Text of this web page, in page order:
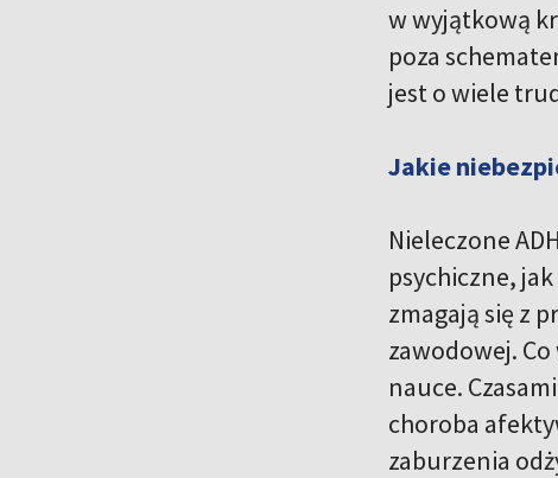
w wyjątkową
poza
jest o wiele
Jakie
Nieleczone
psychiczne,
zmagają się z
zawodowej.
nauce.
choroba
zaburzenia